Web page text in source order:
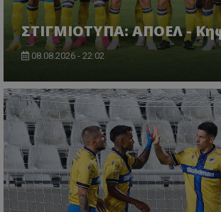
ΣΤΙΓΜΙΟΤΥΠΑ: ΑΠΟΕΛ -
08.08.2026 - 22:02